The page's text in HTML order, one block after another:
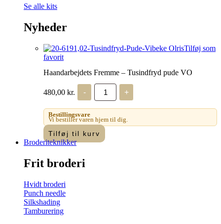
Se alle kits
Nyheder
Tilføj som
favorit
Haandarbejdets Fremme – Tusindfryd pude VO
480,00 kr. -
Haandarbejdets
Fremme
-
Tusindfryd
pude
VO
antal
+
Bestillingsvare
Vi bestiller varen hjem til dig.
Tilføj til kurv
Broderiteknikker
Frit broderi
Hvidt broderi
Punch needle
Silkshading
Tamburering